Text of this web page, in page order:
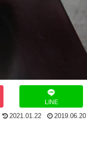
LINE
2021.01.22 2019.06.20